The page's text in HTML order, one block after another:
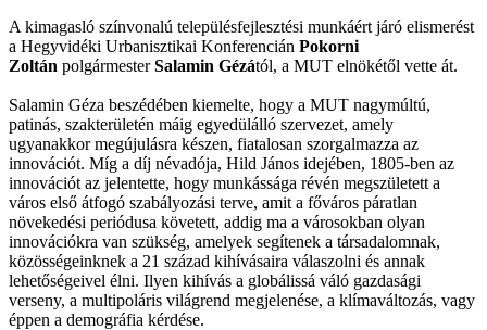
A kimagasló színvonalú településfejlesztési munkáért járó elismerést
a Hegyvidéki Urbanisztikai Konferencián Pokorni
Zoltán polgármesterSalamin Gézától, a MUT elnökétől vette át.
Salamin Géza beszédében kiemelte, hogy a MUT nagymúltú,
patinás, szakterületén máig egyedülálló szervezet, amely
ugyanakkor megújulásra készen, fiatalosan szorgalmazza az
innovációt. Míg a díj névadója, Hild János idejében, 1805-ben az
innovációt az jelentette, hogy munkássága révén megszületett a
város első átfogó szabályozási terve, amit a főváros páratlan
növekedési periódusa követett, addig ma a városokban olyan
innovációkra van szükség, amelyek segítenek a társadalomnak,
közösségeinknek a 21 század kihívásaira válaszolni és annak
lehetőségeivel élni. Ilyen kihívás a globálissá váló gazdasági
verseny, a multipoláris világrend megjelenése, a klímaváltozás, vagy
éppen a demográfia kérdése.